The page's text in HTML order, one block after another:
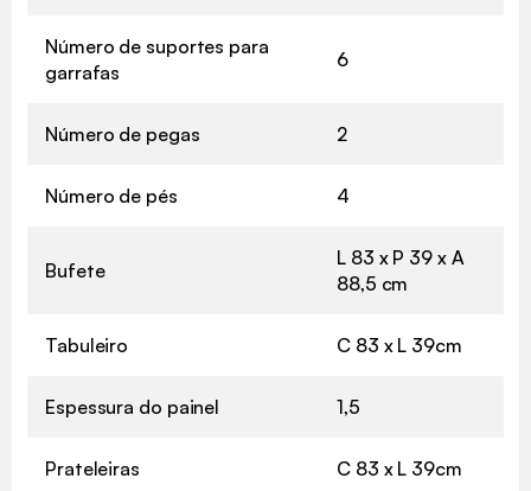
Número de suportes para
garrafas
6
Número de pegas 2
Número de pés 4
Bufete
L 83 x P 39 x A
88,5 cm
Tabuleiro C 83 x L 39cm
Espessura do painel 1,5
Prateleiras C 83 x L 39cm